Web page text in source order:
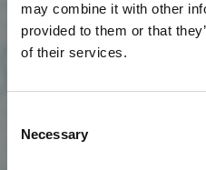
may combine it with other
provided to them or that
of their services.
Selection
Necessary